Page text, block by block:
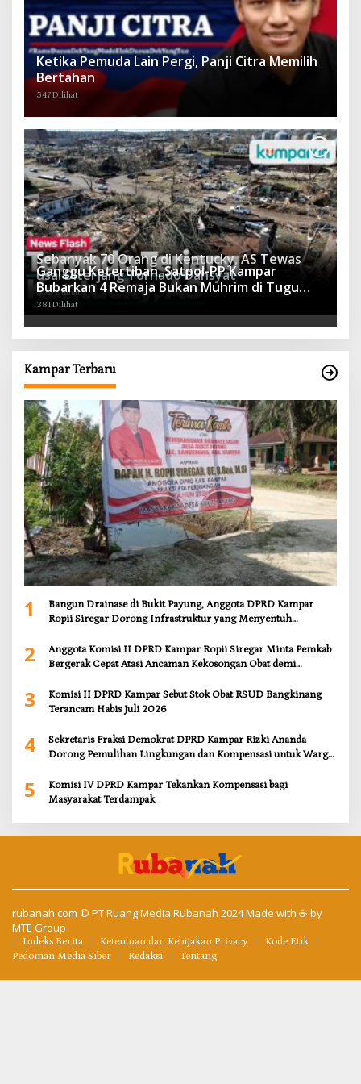
Ketika Pemuda Lain Pergi, Panji Citra Memilih
Bertahan
547 Dilihat
Sebanyak 70 Orang di Kentucky, AS Tewas
usai Diterjang Tornado Dahsyat
395 Dilihat
Ganggu Ketertiban, Satpol-PP Kampar
Bubarkan 4 Remaja Bukan Muhrim di Tugu
Batu Hitam dan Tigo Tungku Sajoangan
381 Dilihat
Kampar Terbaru
1
Bangun Drainase di Bukit Payung, Anggota DPRD Kampar
Ropii Siregar Dorong Infrastruktur yang Menyentuh
2
Anggota Komisi II DPRD Kampar Ropii Siregar Minta Pemkab
Bergerak Cepat Atasi Ancaman Kekosongan Obat demi
3
Komisi II DPRD Kampar Sebut Stok Obat RSUD Bangkinang
Terancam Habis Juli 2026
4
Sekretaris Fraksi Demokrat DPRD Kampar Rizki Ananda
Dorong Pemulihan Lingkungan dan Kompensasi untuk Warga
5
Komisi IV DPRD Kampar Tekankan Kompensasi bagi
Masyarakat Terdampak
rubanah.com © PT Ruang Media Rubanah 2024 Made with ☕ by
MTE Group
Indeks Berita Ketentuan dan Kebijakan Privacy
Kode Etik
Pedoman Media Siber
Redaksi Tentang